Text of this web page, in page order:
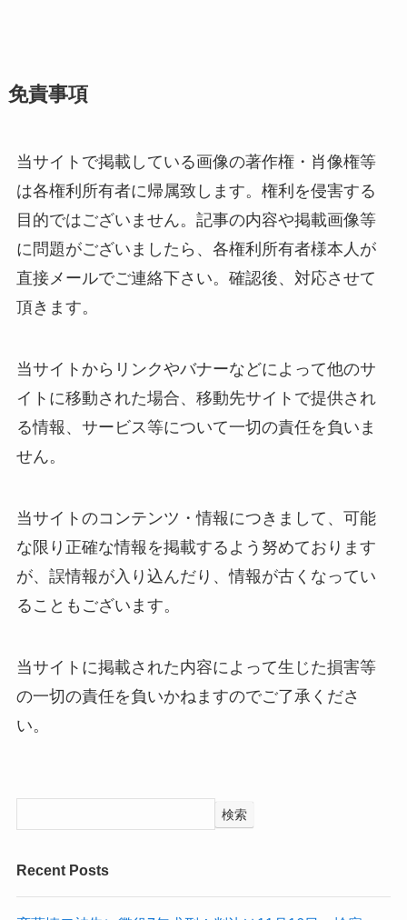
免責事項
当サイトで掲載している画像の著作権・肖像権等
は各権利所有者に帰属致します。権利を侵害する
目的ではございません。記事の内容や掲載画像等
に問題がございましたら、各権利所有者様本人が
直接メールでご連絡下さい。確認後、対応させて
頂きます。
当サイトからリンクやバナーなどによって他のサ
イトに移動された場合、移動先サイトで提供され
る情報、サービス等について一切の責任を負いま
せん。
当サイトのコンテンツ・情報につきまして、可能
な限り正確な情報を掲載するよう努めております
が、誤情報が入り込んだり、情報が古くなってい
ることもございます。
当サイトに掲載された内容によって生じた損害等
の一切の責任を負いかねますのでご了承くださ
い。
検索
Recent Posts